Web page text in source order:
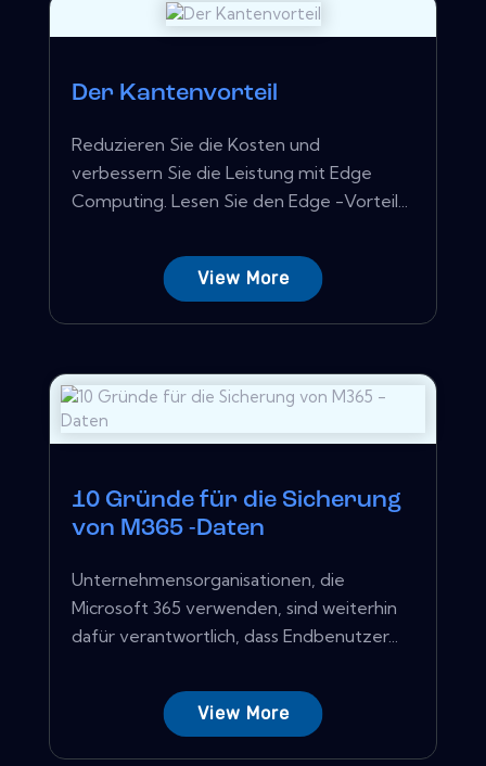
Der Kantenvorteil
Reduzieren Sie die Kosten und
verbessern Sie die Leistung mit Edge
Computing. Lesen Sie den Edge -Vorteil...
View More
10 Gründe für die Sicherung
von M365 -Daten
Unternehmensorganisationen, die
Microsoft 365 verwenden, sind weiterhin
dafür verantwortlich, dass Endbenutzer...
View More